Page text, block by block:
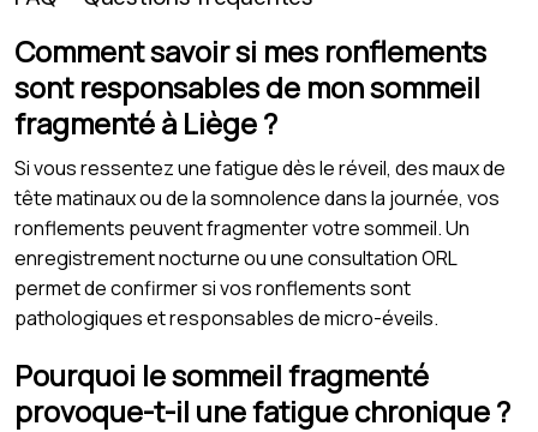
Comment savoir si mes ronflements
sont responsables de mon sommeil
fragmenté à Liège ?
Si vous ressentez une fatigue dès le réveil, des maux de
tête matinaux ou de la somnolence dans la journée, vos
ronflements peuvent fragmenter votre sommeil. Un
enregistrement nocturne ou une consultation ORL
permet de confirmer si vos ronflements sont
pathologiques et responsables de micro-éveils.
Pourquoi le sommeil fragmenté
provoque-t-il une fatigue chronique ?